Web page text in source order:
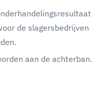
de slagersbedrijven
aan de achterban.